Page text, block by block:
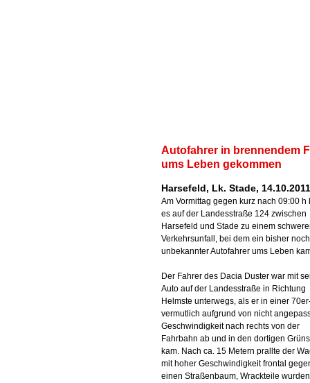
Autofahrer in brennendem
ums Leben gekommen
Harsefeld, Lk. Stade, 14.10.2011
Am Vormittag gegen kurz nach 09:00 h
es auf der Landesstraße 124 zwischen
Harsefeld und Stade zu einem
Verkehrsunfall, bei dem ein bisher noch
unbekannter Autofahrer ums Leben
Der Fahrer des Dacia Duster war mit
Auto auf der Landesstraße in Richtung
Helmste unterwegs, als er in einer
vermutlich aufgrund von nicht
Geschwindigkeit nach rechts von der
Fahrbahn ab und in den dortigen
kam. Nach ca. 15 Metern prallte der
mit hoher Geschwindigkeit frontal
einen Straßenbaum, Wrackteile